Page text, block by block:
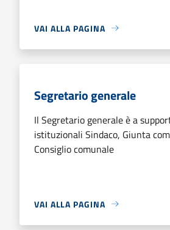
VAI ALLA PAGINA
Segretario generale
Il Segretario generale è a
istituzionali Sindaco, Giunta
Consiglio comunale
VAI ALLA PAGINA